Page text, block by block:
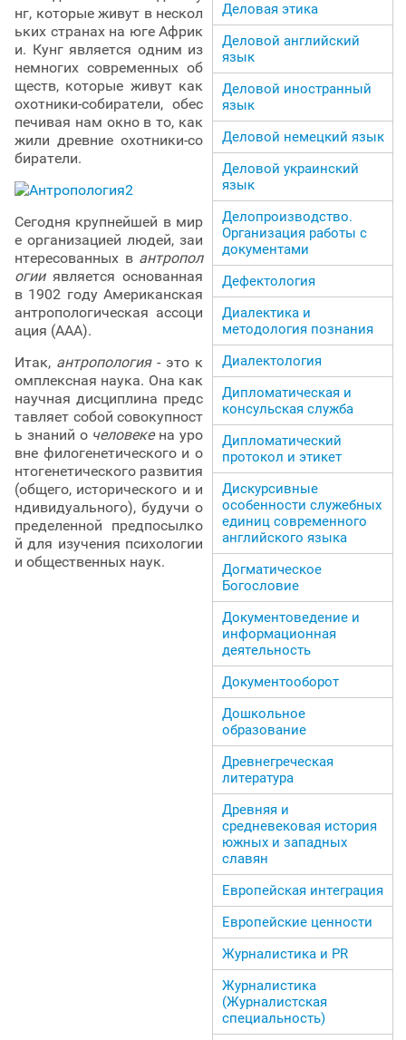
нг, которые живут в нескол
ьких странах на юге Африк
и. Кунг является одним из
немногих современных об
ществ, которые живут как
охотники-собиратели, обес
печивая нам окно в то, как
жили древние охотники-со
биратели.
Сегодня крупнейшей в мир
е организацией людей, заи
нтересованных в антропол
огии является основанная
в 1902 году Американская
антропологическая ассоци
ация (ААА).
Итак, антропология- это к
омплексная наука. Она как
научная дисциплина предс
тавляет собой совокупност
ь знаний о человекена уро
вне филогенетического и о
нтогенетического развития
(общего, исторического и и
ндивидуального), будучи о
пределенной предпосылко
й для изучения психологии
и общественных наук.
Деловая этика
Деловой английский
язык
Деловой иностранный
язык
Деловой немецкий язык
Деловой украинский
язык
Делопроизводство.
Организация работы с
документами
Дефектология
Диалектика и
методология познания
Диалектология
Дипломатическая и
консульская служба
Дипломатический
протокол и этикет
Дискурсивные
особенности служебных
единиц современного
английского языка
Догматическое
Богословие
Документоведение и
информационная
деятельность
Документооборот
Дошкольное
образование
Древнегреческая
литература
Древняя и
средневековая история
южных и западных
славян
Европейская интеграция
Европейские ценности
Журналистика и PR
Журналистика
(Журналистская
специальность)